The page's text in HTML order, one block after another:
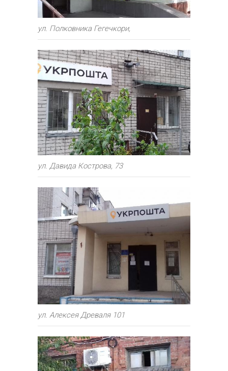
ул. Полковника Гегечкори,
ул. Давида Кострова, 73
ул. Алексея Древаля 101